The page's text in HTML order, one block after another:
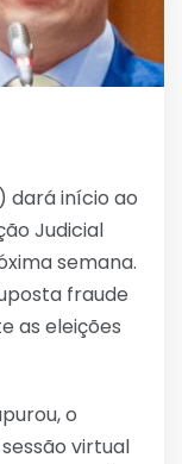
dará início ao
Judicial
semana.
fraude
as eleições
o
virtual